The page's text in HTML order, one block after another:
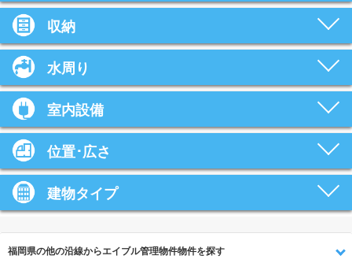
収納
水周り
室内設備
位置･広さ
建物タイプ
福岡県の他の沿線からエイブル管理物件物件を探す